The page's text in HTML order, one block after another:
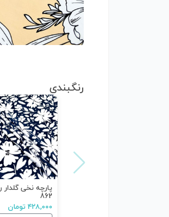
رنگبندی
پارچه نخی گلدار
862
۴۲۸,۰۰۰ تومان